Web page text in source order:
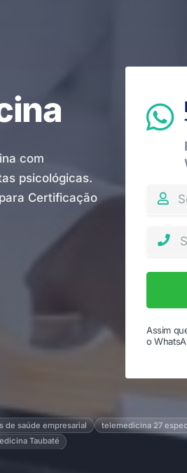
com
psicológicas.
Certificação
Assim
o
de saúde empresarial telemedicina 27
Taubaté